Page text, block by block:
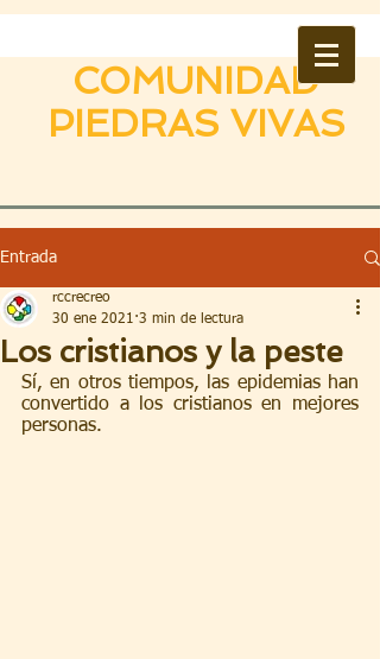
COMUNIDAD
PIEDRAS VIVAS
Entrada
Los cristianos y la peste
rccrecreo
30 ene 2021 3 min de lectura
Sí, en otros tiempos, las epidemias han
convertido a los cristianos en mejores
personas.